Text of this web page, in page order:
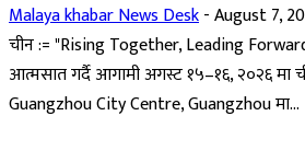
Malaya khabar News Desk-August 7,
चीन := "Rising Together, Leading
आत्मसात गर्दै आगामी अगस्ट १५–१६, २०२६ मा
Guangzhou City Centre, Guangzhou मा...